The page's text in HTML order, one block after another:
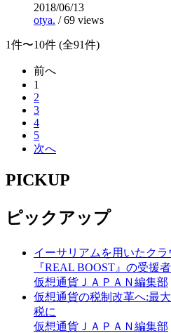
2018/06/13
otya. /69 views
1件〜10件 (全91件)
前へ
1
2
3
4
5
次へ
PICKUP
ピックアップ
イーサリアムを用いたク
『REAL BOOST』の受援
仮想通貨ＪＡＰＡＮ編集部
仮想通貨の税制改革へ:最
税に
仮想通貨ＪＡＰＡＮ編集部